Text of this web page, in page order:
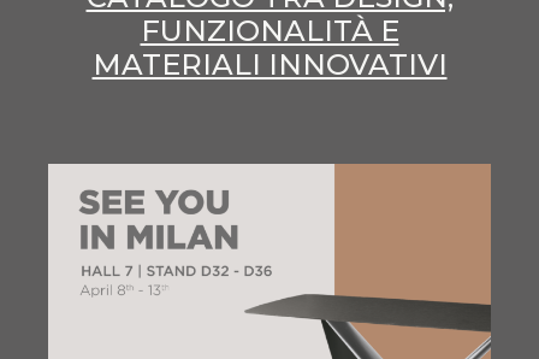
FUNZIONALITÀ E
MATERIALI INNOVATIVI